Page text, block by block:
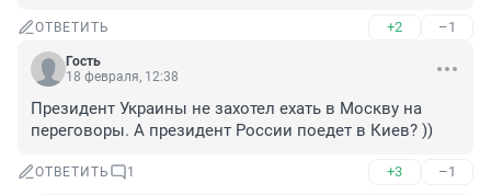
ОТВЕТИТЬ +2 –1
Гость
18 февраля, 12:38
Президент Украины не захотел ехать в Москву на
переговоры. А президент России поедет в Киев? ))
ОТВЕТИТЬ 1 +3 –1